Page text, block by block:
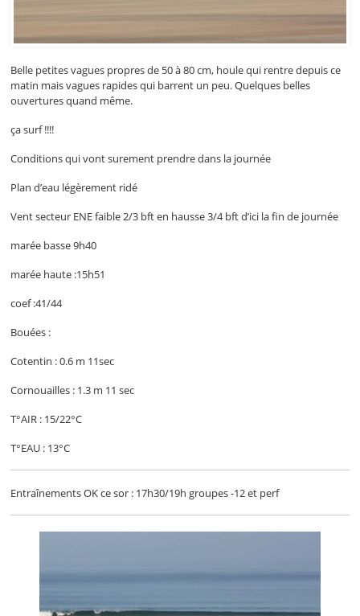
Belle petites vagues propres de 50 à 80 cm, houle qui rentre depuis ce
matin mais vagues rapides qui barrent un peu. Quelques belles
ouvertures quand même.
ça surf !!!!
Conditions qui vont surement prendre dans la journée
Plan d’eau légèrement ridé
Vent secteur ENE faible 2/3 bft en hausse 3/4 bft d’ici la fin de journée
marée basse 9h40
marée haute :15h51
coef :41/44
Bouées :
Cotentin : 0.6 m 11sec
Cornouailles : 1.3 m 11 sec
T°AIR : 15/22°C
T°EAU : 13°C
Entraînements OK ce sor : 17h30/19h groupes -12 et perf